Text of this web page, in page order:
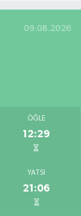
09.08.2026
ÖĞLE
12:29
YATSI
21:06